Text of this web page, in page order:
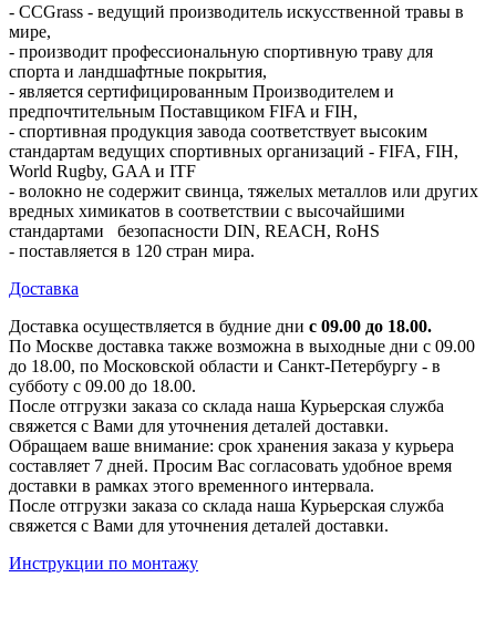
- CCGrass - ведущий производитель искусственной травы в
мире,
- производит профессиональную спортивную траву для
спорта и ландшафтные покрытия,
- является сертифицированным Производителем и
предпочтительным Поставщиком FIFA и FIH,
- спортивная продукция завода соответствует высоким
стандартам ведущих спортивных организаций - FIFA, FIH,
World Rugby, GAA и ITF
- волокно не содержит свинца, тяжелых металлов или других
вредных химикатов в соответствии с высочайшими
стандартами безопасности DIN, REACH, RoHS
- поставляется в 120 стран мира.
Доставка
Доставка осуществляется в будние дни с 09.00 до 18.00.
По Москве доставка также возможна в выходные дни с 09.00
до 18.00, по Московской области и Санкт-Петербургу - в
субботу с 09.00 до 18.00.
После отгрузки заказа со склада наша Курьерская служба
свяжется с Вами для уточнения деталей доставки.
Обращаем ваше внимание: срок хранения заказа у курьера
составляет 7 дней. Просим Вас согласовать удобное время
доставки в рамках этого временного интервала.
После отгрузки заказа со склада наша Курьерская служба
свяжется с Вами для уточнения деталей доставки.
Инструкции по монтажу